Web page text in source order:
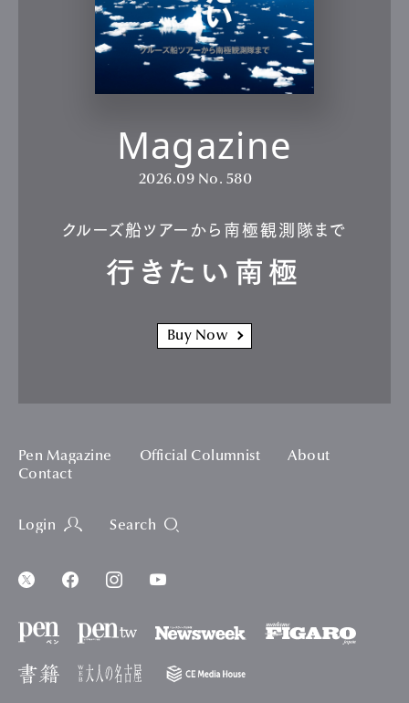
Magazine
2026.09 No. 580
クルーズ船ツアーから南極観測隊まで
行きたい南極
Buy Now
Pen Magazine Official Columnist
About
Contact
Login Search